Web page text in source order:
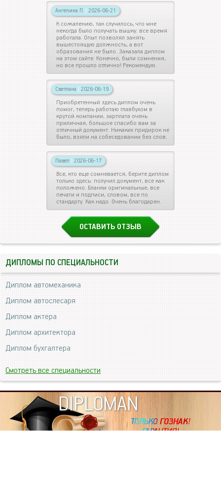
Ангелина П. | 2026-06-21
К сожалению, так случилось, что мне
некогда было получать вышку: все время
работала. Опыт позволял занять
вышестоящую должность, а вот
образования не было. Заказала диплом
на этом сайте. Конечно, были сомнения,
но все прошло отлично! Рекомендую.
Светлана | 2026-06-19
Приобретенный здесь диплом очень
помог, теперь работаю главбухом в
крутой компании, зарплата очень
приличная, большое спасибо вам за
отличный документ. Никаких придирок не
было, взяли на собеседовании без слов.
Павел | 2026-06-17
Все, кто еще сомневается, берите диплом
только здесь: получил документ, все как
положено. Бланки оригинальные, все
печати и подписи, словом, все по
стандарту. Как надо. Очень благодарен.
ОСТАВИТЬ ОТЗЫВ
ДИПЛОМЫ ПО СПЕЦИАЛЬНОСТИ
Диплом автомеханика
Диплом автослесаря
Диплом актера
Диплом архитектора
Диплом бухгалтера
Смотреть все специальности
DIPLOMAN